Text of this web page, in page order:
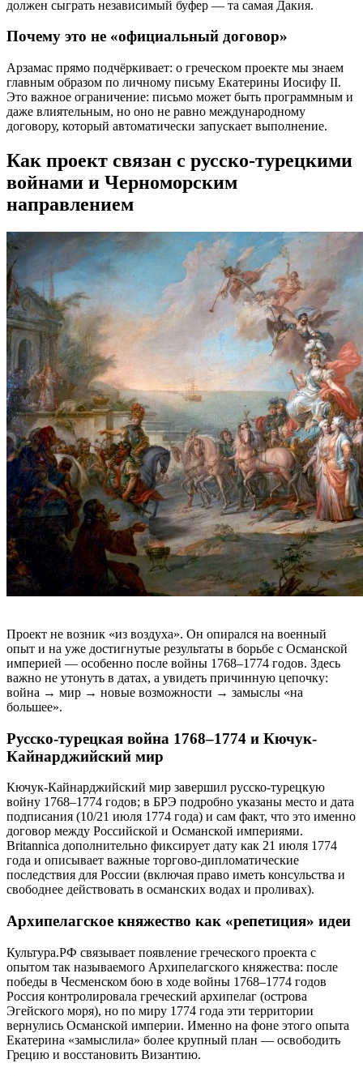
должен сыграть независимый буфер — та самая Дакия.
Почему это не «официальный договор»
Арзамас прямо подчёркивает: о греческом проекте мы знаем
главным образом по личному письму Екатерины Иосифу II.
Это важное ограничение: письмо может быть программным и
даже влиятельным, но оно не равно международному
договору, который автоматически запускает выполнение.
Как проект связан с русско-турецкими
войнами и Черноморским
направлением
Проект не возник «из воздуха». Он опирался на военный
опыт и на уже достигнутые результаты в борьбе с Османской
империей — особенно после войны 1768–1774 годов. Здесь
важно не утонуть в датах, а увидеть причинную цепочку:
война → мир → новые возможности → замыслы «на
большее».
Русско-турецкая война 1768–1774 и Кючук-
Кайнарджийский мир
Кючук-Кайнарджийский мир завершил русско-турецкую
войну 1768–1774 годов; в БРЭ подробно указаны место и дата
подписания (10/21 июля 1774 года) и сам факт, что это именно
договор между Российской и Османской империями.
Britannica дополнительно фиксирует дату как 21 июля 1774
года и описывает важные торгово-дипломатические
последствия для России (включая право иметь консульства и
свободнее действовать в османских водах и проливах).
Архипелагское княжество как «репетиция» идеи
Культура.РФ связывает появление греческого проекта с
опытом так называемого Архипелагского княжества: после
победы в Чесменском бою в ходе войны 1768–1774 годов
Россия контролировала греческий архипелаг (острова
Эгейского моря), но по миру 1774 года эти территории
вернулись Османской империи. Именно на фоне этого опыта
Екатерина «замыслила» более крупный план — освободить
Грецию и восстановить Византию.